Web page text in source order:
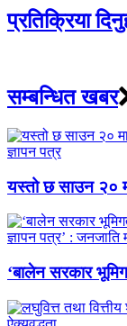
प्रतिक्रिया
सम्बन्धित खबर
यस्तो छ साउन २०
‘बालेन सरकार